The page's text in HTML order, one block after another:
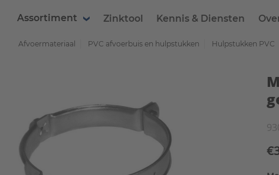
Assortiment Zinktool Kennis & Diensten
Afvoermateriaal PVC afvoerbuis en hulpstukken Hulpstukken PVC